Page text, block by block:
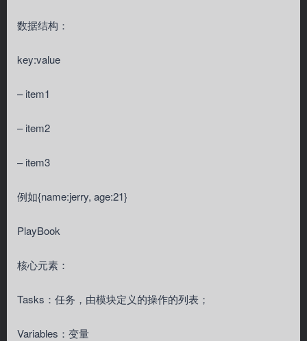
数据结构：
key:value
– item1
– item2
– item3
例如{name:jerry, age:21}
PlayBook
核心元素：
Tasks：任务，由模块定义的操作的列表；
Variables：变量